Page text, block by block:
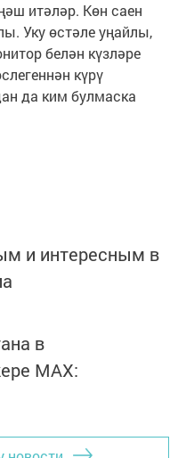
итәләр. Көн саен
Уку өстәле уңайлы,
белән күзләре
күрү
да ким булмаска
и интересным в
в
MАХ: